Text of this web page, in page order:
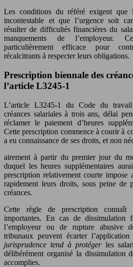
Les conditions du référé exigent que
incontestable et que l’urgence soit
résulter de difficultés financières du
manquements de l’employeur.
particulièrement efficace pour
récalcitrants à respecter leurs obligations.
Prescription biennale des
l’article L3245-1
L’article L3245-1 du Code du
créances salariales à trois ans, délai
réclamer le paiement d’heures
Cette prescription commence à courir à
a eu connaissance de ses droits, et non
airement à partir du premier jour du
duquel les heures supplémentaires
prescription relativement courte impose
rapidement leurs droits, sous peine de
créances.
Cette règle de prescription connaît
importantes. En cas de dissimulation
l’employeur ou de rupture abusive
tribunaux peuvent écarter
jurisprudence tend à protégerles
délibérément organisé la dissimulation
accomplies.